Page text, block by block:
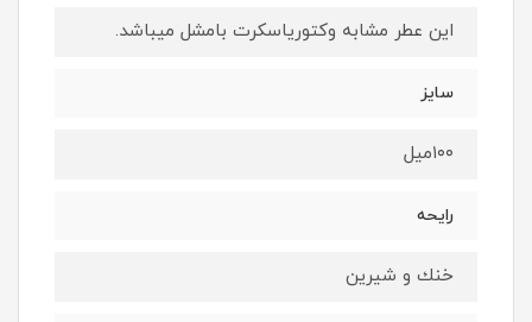
اين عطر مشابه وكتورياسكرت بامشل ميباشد.
سايز
١٠٠ميل
رايحه
خنك و شيرين